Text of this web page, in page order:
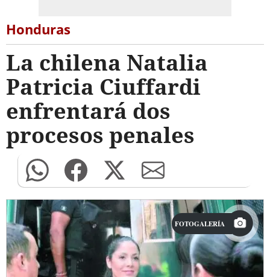
Honduras
La chilena Natalia
Patricia Ciuffardi
enfrentará dos
procesos penales
FOTOGALERÍA